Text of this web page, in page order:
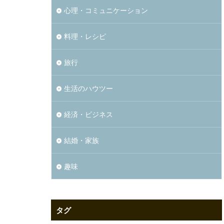
心理・コミュニケーション
料理・レシピ
旅行
生活のハウツー
経済・ビジネス
結婚・家族
趣味
タグ